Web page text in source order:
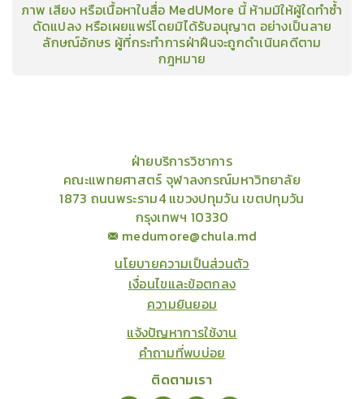
ภาพ เสียง หรือเนื้อหาในสื่อ MedUMore นี้ ห้ามมิให้ผู้ใดทำซ้ำ
ดัดแปลง หรือเผยแพร่โดยมิได้รับอนุญาต อย่างเป็นลาย
ลักษณ์อักษร ผู้ที่กระทำการฝ่าฝืนจะถูกดำเนินคดีตาม
กฎหมาย
ฝ่ายบริการวิชาการ
คณะแพทยศาสตร์ จุฬาลงกรณ์มหาวิทยาลัย
1873 ถนนพระราม4 แขวงปทุมวัน เขตปทุมวัน
กรุงเทพฯ 10330
medumore@chula.md
นโยบายความเป็นส่วนตัว
เงื่อนไขและข้อตกลง
ความยินยอม
แจ้งปัญหาการใช้งาน
คำถามที่พบบ่อย
ติดตามเรา